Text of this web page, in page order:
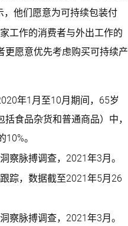
，他们愿意为可持续包装付
工作的消费者与外出工作的
更愿意优先考虑购买可持续产
年1月至10月期间，65岁
食品杂货和普通商品）中，
。
察脉搏调查，2021年3月。
踪，数据截至2021年5月26
察脉搏调查，2021年3月。